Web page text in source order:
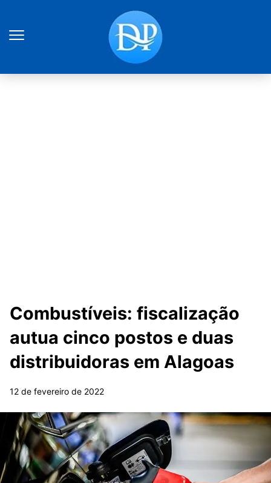
Combustíveis: fiscalização
autua cinco postos e duas
distribuidoras em Alagoas
12 de fevereiro de 2022